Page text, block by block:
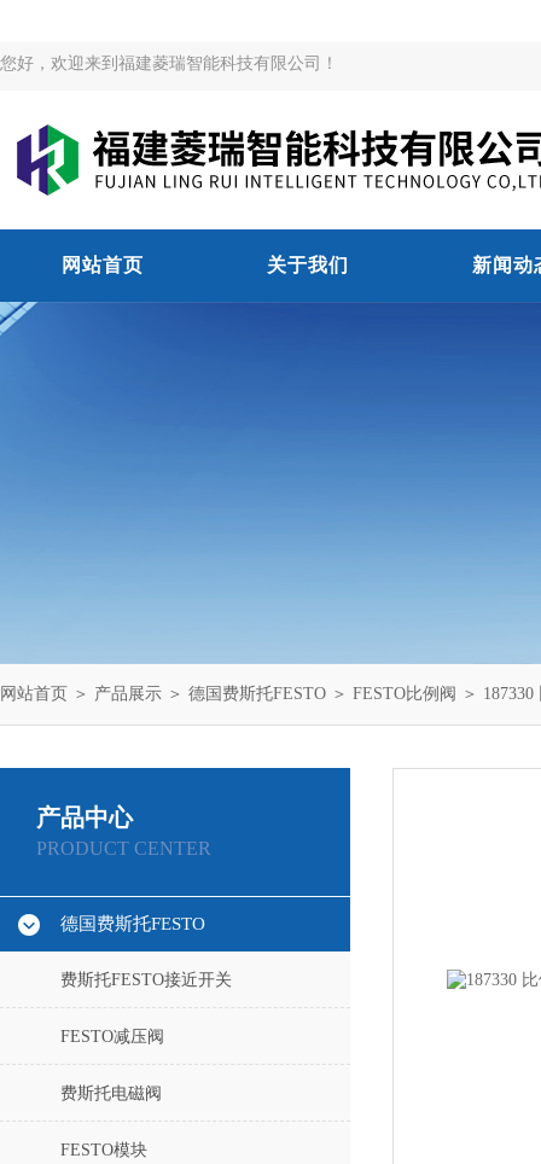
您好，欢迎来到福建菱瑞智能科技有限公司！
网站首页 关于我们 新闻动
网站首页 ＞ 产品展示 ＞ 德国费斯托FESTO ＞ FESTO比例阀 ＞ 187330
产品中心
PRODUCT CENTER
德国费斯托FESTO
费斯托FESTO接近开关
FESTO减压阀
费斯托电磁阀
FESTO模块